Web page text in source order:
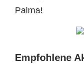
Palma!
Empfohlene